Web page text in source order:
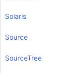
Solaris
Source
SourceTree